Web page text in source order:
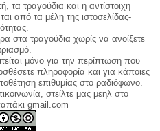
τα τραγούδια και η αντίστοιχη
από τα μέλη της ιστοσελίδας-
στα τραγούδια χωρίς να ανοίξετε
μόνο για την περίπτωση που
πληροφορία και για κάποιες
επιθυμίας στο ραδιόφωνο.
στείλτε μας μεηλ στο
gmail.com